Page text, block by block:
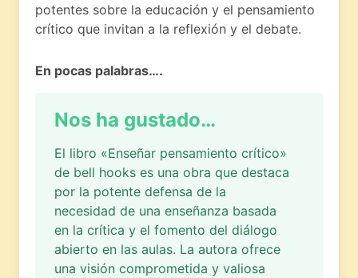
potentes sobre la educación y el pensamiento
crítico que invitan a la reflexión y el debate.
En pocas palabras….
Nos ha gustado…
El libro «Enseñar pensamiento crítico»
de bell hooks es una obra que destaca
por la potente defensa de la
necesidad de una enseñanza basada
en la crítica y el fomento del diálogo
abierto en las aulas. La autora ofrece
una visión comprometida y valiosa